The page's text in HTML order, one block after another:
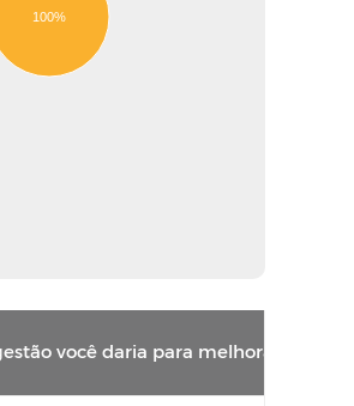
100%
você daria para melhorar o